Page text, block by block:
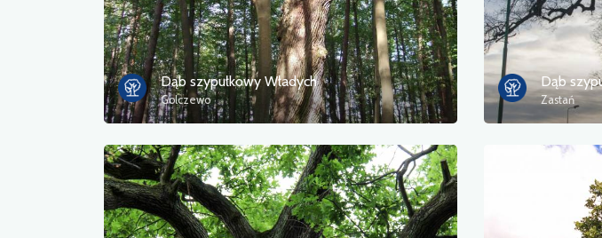
Dąb szypułkowy Władych
Golczewo
Dąb
Zastań